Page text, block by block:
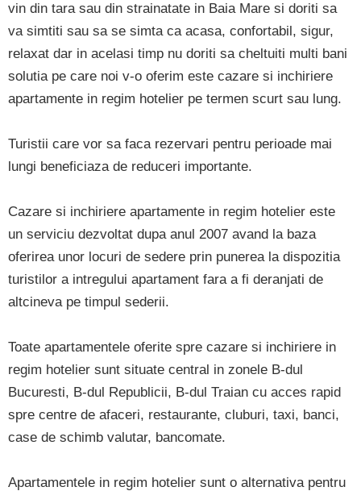
vin din tara sau din strainatate in Baia Mare si doriti sa
va simtiti sau sa se simta ca acasa, confortabil, sigur,
relaxat dar in acelasi timp nu doriti sa cheltuiti multi bani
solutia pe care noi v-o oferim este cazare si inchiriere
apartamente in regim hotelier pe termen scurt sau lung.
Turistii care vor sa faca rezervari pentru perioade mai
lungi beneficiaza de reduceri importante.
Cazare si inchiriere apartamente in regim hotelier este
un serviciu dezvoltat dupa anul 2007 avand la baza
oferirea unor locuri de sedere prin punerea la dispozitia
turistilor a intregului apartament fara a fi deranjati de
altcineva pe timpul sederii.
Toate apartamentele oferite spre cazare si inchiriere in
regim hotelier sunt situate central in zonele B-dul
Bucuresti, B-dul Republicii, B-dul Traian cu acces rapid
spre centre de afaceri, restaurante, cluburi, taxi, banci,
case de schimb valutar, bancomate.
Apartamentele in regim hotelier sunt o alternativa pentru